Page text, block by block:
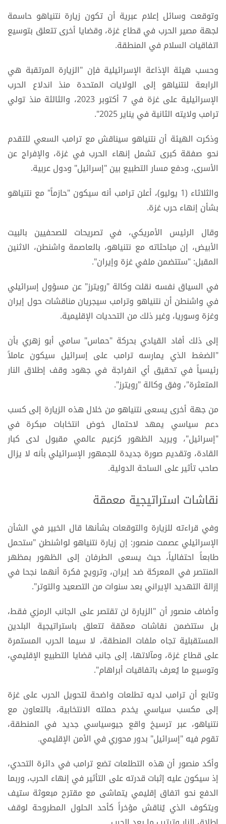
وتوقعت وسائل إعلام عبرية أن تكون زيارة نتنياهو حاسمة
لجهة مصير الحرب في قطاع غزة، وقضايا أخرى تتعلق بتوسيع
اتفاقيات السلام في المنطقة.
وحسب هيئة الإذاعة الإسرائيلية فإن "الزيارة المرتقبة هي
الرابعة لنتنياهو إلى الولايات المتحدة منذ اندلاع الحرب
الإسرائيلية على غزة في 7 أكتوبر 2023، والثالثة منذ تولي
ترامب ولايته الثانية في يناير 2025″.
وذكرت الهيئة أن نتنياهو سيناقش مع ترامب السعي للتقدم
نحو صفقة كبرى تشمل إنهاء الحرب في غزة، والإفراج عن
الأسرى، ودفع مسار التطبيع بين "إسرائيل" ودول عربية.
والثلاثاء (1 يوليو)، أعلن ترامب أنه سيكون "حازماً" مع نتنياهو
بشأن إنهاء حرب غزة.
وقال الرئيس الأمريكي، في تصريحات للصحفيين بالبيت
الأبيض، إن مباحثاته مع نتنياهو، بالعاصمة واشنطن، الاثنين
المقبل: "ستتضمن ملفي غزة وإيران".
في السياق نفسه نقلت وكالة "رويترز" عن مسؤول إسرائيلي
في واشنطن أن نتنياهو وترامب سيجريان مناقشات حول إيران
وغزة وسوريا، وغير ذلك من التحديات الإقليمية.
إلى ذلك أفاد القيادي بحركة "حماس" سامي أبو زهري بأن
"الضغط الذي يمارسه ترامب على إسرائيل سيكون عاملاً
رئيسياً في تحقيق أي انفراجة في جهود وقف إطلاق النار
المتعثرة"، وفق وكالة "رويترز".
من جهة أخرى يسعى نتنياهو من خلال هذه الزيارة إلى كسب
دعم سياسي يمهد لاحتمال خوض انتخابات مبكرة في
"إسرائيل"، ويريد الظهور كزعيم عالمي مقبول لدى كبار
القادة، وتقديم صورة جديدة للجمهور الإسرائيلي بأنه لا يزال
صاحب تأثير على الساحة الدولية.
نقاشات استراتيجية معمقة
وفي قراءته للزيارة والتوقعات بشأنها قال الخبير في الشأن
الإسرائيلي عصمت منصور: إن زيارة نتنياهو لواشنطن "ستحمل
طابعاً احتفالياً، حيث يسعى الطرفان إلى الظهور بمظهر
المنتصر في المعركة ضد إيران، وترويج فكرة أنهما نجحا في
إزالة التهديد الإيراني بعد سنوات من التصعيد والتوتر".
وأضاف منصور أن "الزيارة لن تقتصر على الجانب الرمزي فقط،
بل ستتضمن نقاشات معمّقة تتعلق باستراتيجية البلدين
المستقبلية تجاه ملفات المنطقة، لا سيما الحرب المستمرة
على قطاع غزة، ومآلاتها، إلى جانب قضايا التطبيع الإقليمي،
وتوسيع ما يُعرف باتفاقيات أبراهام".
وتابع أن ترامب لديه تطلعات واضحة لتحويل الحرب على غزة
إلى مكسب سياسي يخدم حملته الانتخابية، بالتعاون مع
نتنياهو، عبر ترسيخ واقع جيوسياسي جديد في المنطقة،
تقوم فيه "إسرائيل" بدور محوري في الأمن الإقليمي.
وأكد منصور أن هذه التطلعات تضع ترامب في دائرة التحدي،
إذ سيكون عليه إثبات قدرته على التأثير في إنهاء الحرب، وربما
الدفع نحو اتفاق إقليمي يتماشى مع مقترح مبعوثة ستيف
ويتكوف الذي يُناقش مؤخراً كأحد الحلول المطروحة لوقف